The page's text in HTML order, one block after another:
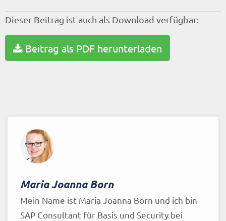
Dieser Beitrag ist auch als Download verfügbar:
Beitrag als PDF herunterladen
Maria Joanna Born
Mein Name ist Maria Joanna Born und ich bin
SAP Consultant für Basis und Security bei